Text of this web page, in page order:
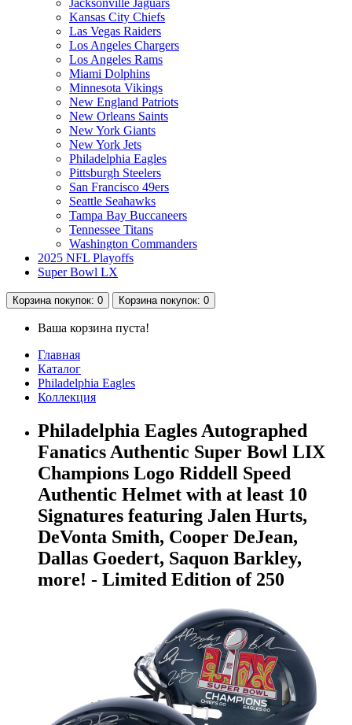
Kansas City Chiefs
Las Vegas Raiders
Los Angeles Chargers
Los Angeles Rams
Miami Dolphins
Minnesota Vikings
New England Patriots
New Orleans Saints
New York Giants
New York Jets
Philadelphia Eagles
Pittsburgh Steelers
San Francisco 49ers
Seattle Seahawks
Tampa Bay Buccaneers
Tennessee Titans
Washington Commanders
2025 NFL Playoffs
Super Bowl LX
Корзина покупок: 0 Корзина покупок: 0
Ваша корзина пуста!
Главная
Каталог
Philadelphia Eagles
Коллекция
Philadelphia Eagles Autographed
Fanatics Authentic Super Bowl LIX
Champions Logo Riddell Speed
Authentic Helmet with at least 10
Signatures featuring Jalen Hurts,
DeVonta Smith, Cooper DeJean,
Dallas Goedert, Saquon Barkley,
more! - Limited Edition of 250